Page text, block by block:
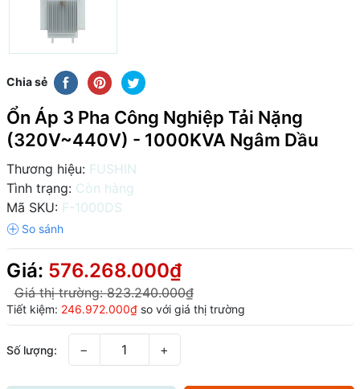
Chia sẻ
Ổn Áp 3 Pha Công Nghiệp Tải Nặng
(320V~440V) - 1000KVA Ngâm Dầu
Thương hiệu: FUSHIN
Tình trạng: Còn hàng
Mã SKU: F-1000DS
Giá: 576.268.000₫
Giá thị trường:823.240.000₫
Tiết kiệm: 246.972.000₫so với giá thị trường
Số lượng: − +